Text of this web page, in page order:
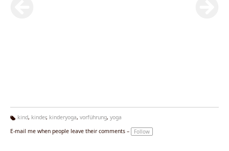
g
kind, kinder, kinderyoga, vorführung, yoga
E-mail me when people leave their comments –
Follow